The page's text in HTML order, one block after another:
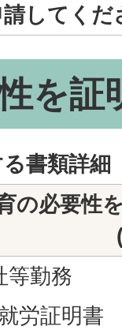
してくだ
を証
書類詳細
の必要性
等勤務
労証明書